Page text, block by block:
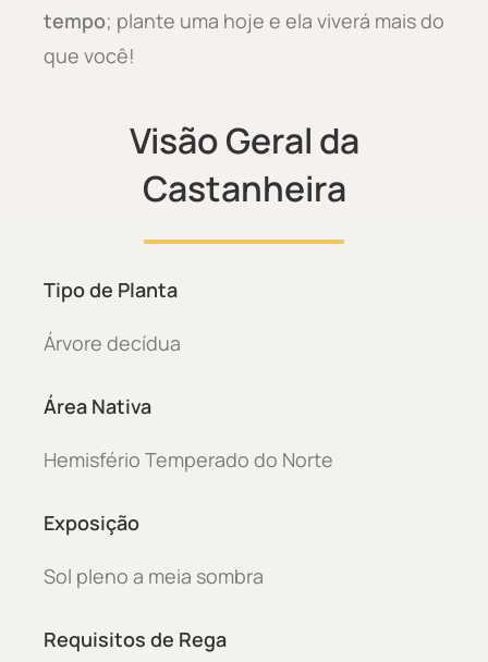
tempo; plante uma hoje e ela viverá mais do
que você!
Visão Geral da
Castanheira
Tipo de Planta
Árvore decídua
Área Nativa
Hemisfério Temperado do Norte
Exposição
Sol pleno a meia sombra
Requisitos de Rega